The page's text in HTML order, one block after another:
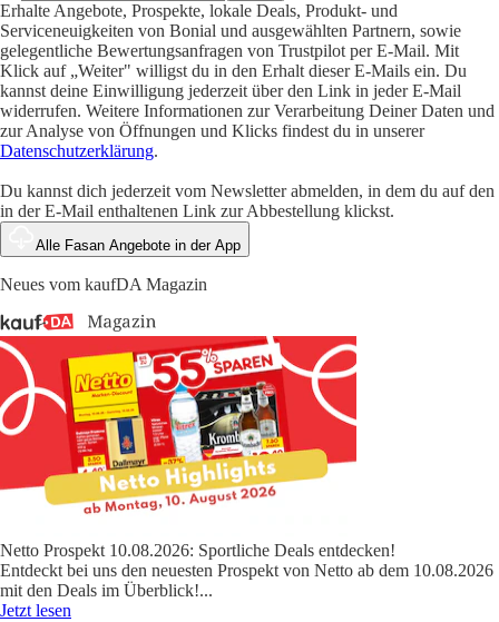
Erhalte Angebote, Prospekte, lokale Deals, Produkt- und
Serviceneuigkeiten von Bonial und ausgewählten Partnern, sowie
gelegentliche Bewertungsanfragen von Trustpilot per E-Mail. Mit
Klick auf „Weiter" willigst du in den Erhalt dieser E-Mails ein. Du
kannst deine Einwilligung jederzeit über den Link in jeder E-Mail
widerrufen. Weitere Informationen zur Verarbeitung Deiner Daten und
zur Analyse von Öffnungen und Klicks findest du in unserer
Datenschutzerklärung.
Du kannst dich jederzeit vom Newsletter abmelden, in dem du auf den
in der E-Mail enthaltenen Link zur Abbestellung klickst.
Alle Fasan Angebote in der App
Neues vom kaufDA Magazin
Netto Prospekt 10.08.2026: Sportliche Deals entdecken!
Entdeckt bei uns den neuesten Prospekt von Netto ab dem 10.08.2026
mit den Deals im Überblick!...
Jetzt lesen